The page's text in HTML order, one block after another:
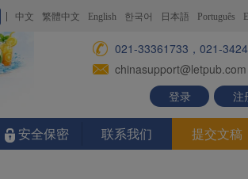
中文 繁體中文 English 한국어 日本語 Português
021-33361733，021-
chinasupport@letpub.com
登录
注
安全保密 联系我们 提交文稿